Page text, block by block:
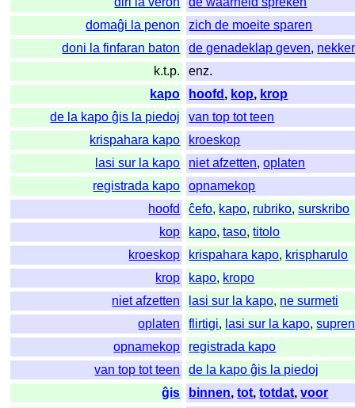
domaĝi la penon
zich de moeite sparen
doni la finfaran baton
de genadeklap geven,
k.t.p.
enz.
kapo
hoofd , kop, krop
de la kapo ĝis la piedoj
van top tot teen
krispahara kapo
kroeskop
lasi sur la kapo
niet afzetten,oplaten
registrada kapo
opnamekop
hoofd
ĉefo, kapo, rubriko,surskribo
kop
kapo,taso,titolo
kroeskop
krispahara kapo, krispharulo
krop
kapo, kropo
niet afzetten
lasi sur la kapo, ne surmeti
oplaten
flirtigi, lasi sur la kapo,
opnamekop
registrada kapo
van top tot teen
de la kapo ĝis la piedoj
ĝis
binnen,tot,totdat,voor